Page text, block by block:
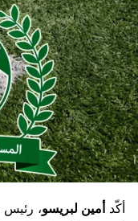
أكّدأمين لبريسو، رئيس